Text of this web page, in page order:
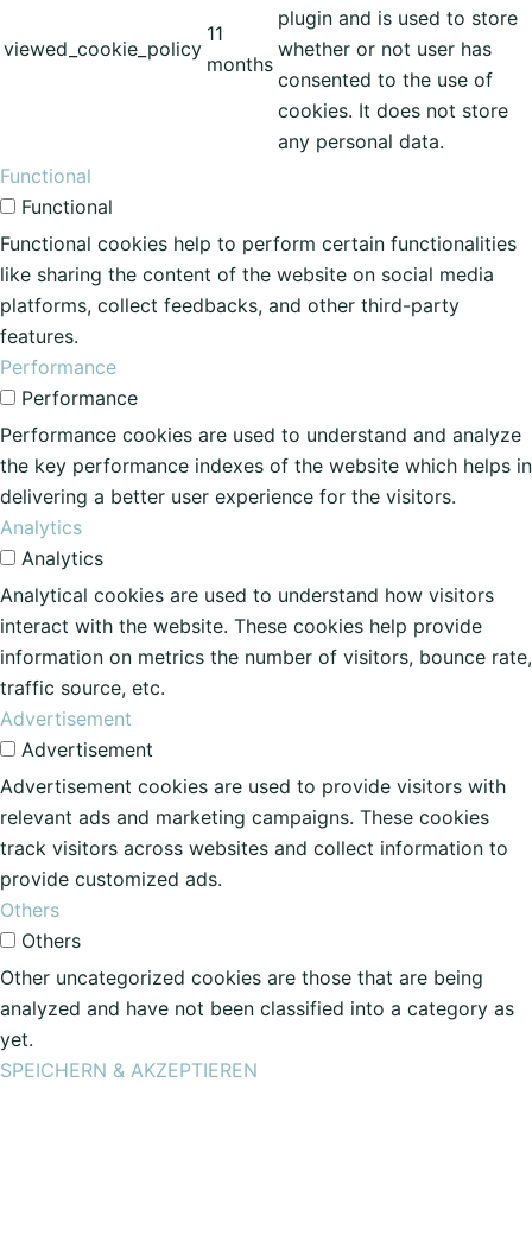
viewed_cookie_policy
11
months
plugin and is used to store
whether or not user has
consented to the use of
cookies. It does not store
any personal data.
Functional
Functional
Functional cookies help to perform certain functionalities
like sharing the content of the website on social media
platforms, collect feedbacks, and other third-party
features.
Performance
Performance
Performance cookies are used to understand and analyze
the key performance indexes of the website which helps in
delivering a better user experience for the visitors.
Analytics
Analytics
Analytical cookies are used to understand how visitors
interact with the website. These cookies help provide
information on metrics the number of visitors, bounce rate,
traffic source, etc.
Advertisement
Advertisement
Advertisement cookies are used to provide visitors with
relevant ads and marketing campaigns. These cookies
track visitors across websites and collect information to
provide customized ads.
Others
Others
Other uncategorized cookies are those that are being
analyzed and have not been classified into a category as
yet.
SPEICHERN & AKZEPTIEREN